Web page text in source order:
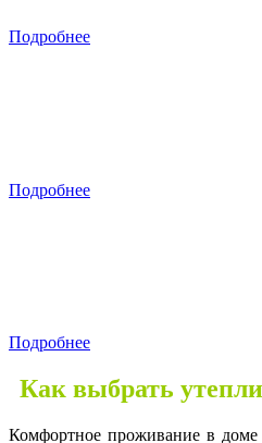
Подробнее
Подробнее
Подробнее
Как выбрать
Комфортное проживание в доме